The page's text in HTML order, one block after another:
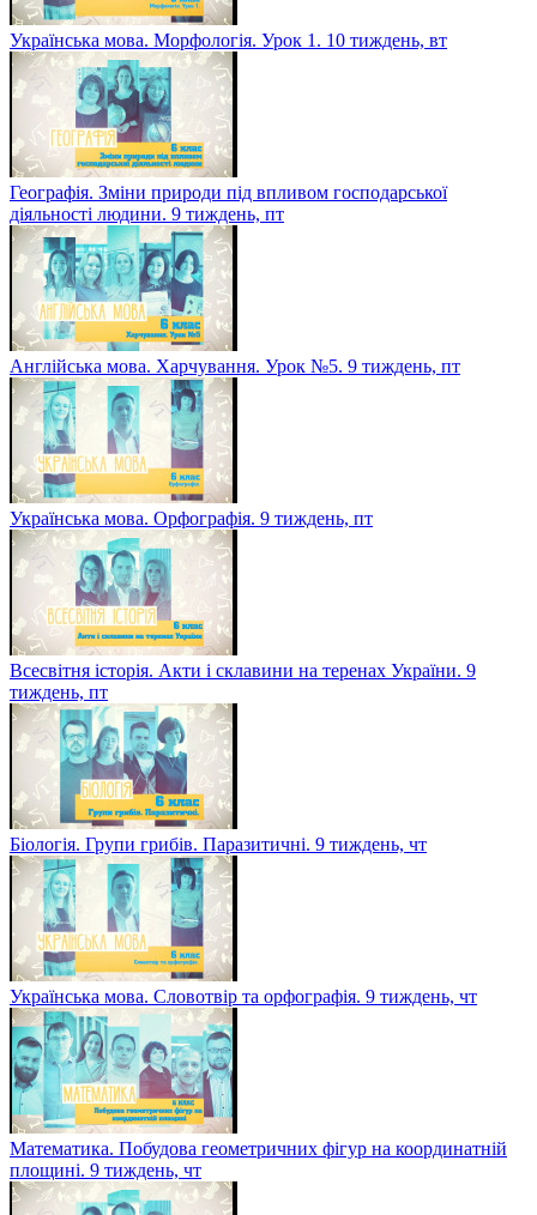
Українська мова. Морфологія. Урок 1. 10 тиждень, вт
Географія. Зміни природи під впливом господарської
діяльності людини. 9 тиждень, пт
Англійська мова. Харчування. Урок №5. 9 тиждень, пт
Українська мова. Орфографія. 9 тиждень, пт
Всесвітня історія. Акти і склавини на теренах України. 9
тиждень, пт
Біологія. Групи грибів. Паразитичні. 9 тиждень, чт
Українська мова. Словотвір та орфографія. 9 тиждень, чт
Математика. Побудова геометричних фігур на координатній
площині. 9 тиждень, чт